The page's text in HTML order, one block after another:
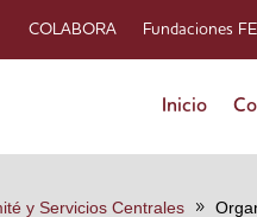
COLABORA Fundaciones
Inicio
y Servicios Centrales